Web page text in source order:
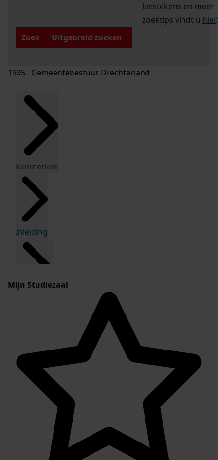
leestekens en meer
zoektips vindt u hier.
Zoek
Uitgebreid zoeken
1935 Gemeentebestuur Drechterland
Kenmerken
Inleiding
Mijn Studiezaal